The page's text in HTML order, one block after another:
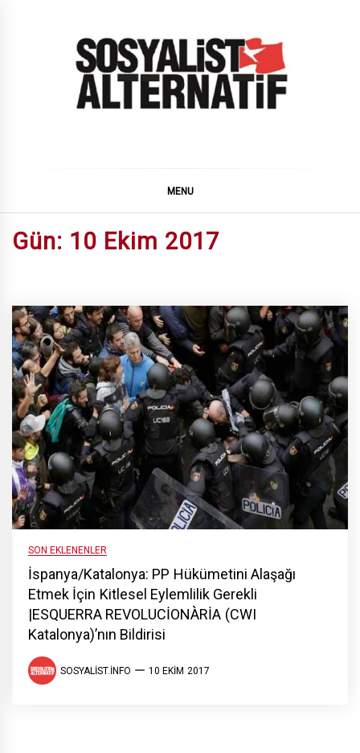
MENU
Gün: 10 Ekim 2017
SON EKLENENLER
İspanya/Katalonya: PP Hükümetini Alaşağı
Etmek İçin Kitlesel Eylemlilik Gerekli
|ESQUERRA REVOLUCİONÀRİA (CWI
Katalonya)’nın Bildirisi
SOSYALIST.INFO 10 EKIM 2017